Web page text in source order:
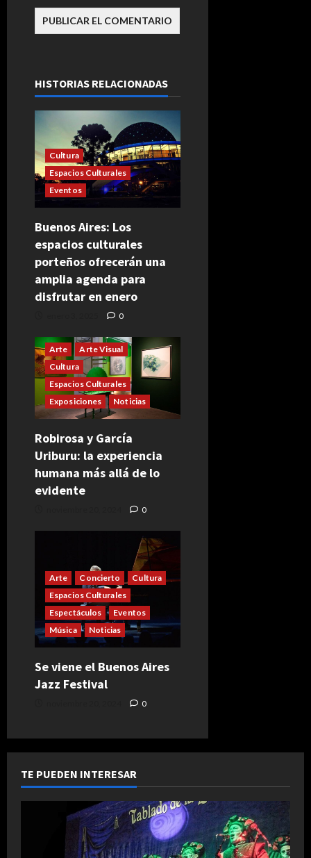
HISTORIAS RELACIONADAS
Cultura
Espacios Culturales
Eventos
Buenos Aires: Los
espacios culturales
porteños ofrecerán una
amplia agenda para
disfrutar en enero
0
Arte
Arte Visual
Cultura
Espacios Culturales
Exposiciones
Noticias
Robirosa y García
Uriburu: la experiencia
humana más allá de lo
evidente
0
Arte Concierto
Cultura
Espacios Culturales
Espectáculos
Eventos
Música
Noticias
Se viene el Buenos Aires
Jazz Festival
0
TE PUEDEN INTERESAR